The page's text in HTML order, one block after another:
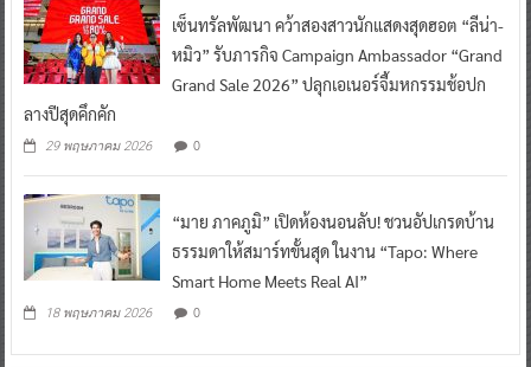
เซ็นทรัลพัฒนา คว้าสองสาวนักแสดงสุดฮอต “ลีน่า-
หมิว” รับภารกิจ Campaign Ambassador “Grand
Grand Sale 2026” ปลุกเอเนอร์จี้มหกรรมช้อปก
ลางปีสุดคึกคัก
29 พฤษภาคม 2026 0
“มาย ภาคภูมิ” เปิดห้องนอนลับ! ชวนอัปเกรดบ้าน
ธรรมดาให้สมาร์ทขั้นสุด ในงาน “Tapo: Where
Smart Home Meets Real AI”
18 พฤษภาคม 2026 0